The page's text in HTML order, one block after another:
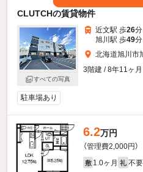
CLUTCHの賃貸物件
すべての写真
近文駅 歩26分
旭川駅 歩49分
北海道旭川市
3階建 / 8年11ヶ
駐車場あり
6.2万円
（管理費2,000円）
敷 1.0ヶ月 礼 不要